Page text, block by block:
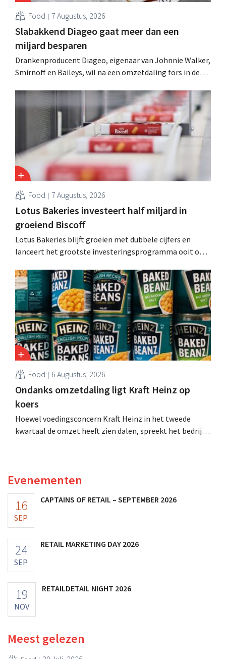
Food 7 Augustus, 2026
Slabakkend Diageo gaat meer dan een
miljard besparen
Drankenproducent Diageo, eigenaar van Johnnie Walker,
Smirnoff en Baileys, wil na een omzetdaling fors in de
andere Guiness en voorgemixte cocktails.
Food 7 Augustus, 2026
Lotus Bakeries investeert half miljard in
groeiend Biscoff
Lotus Bakeries blijft groeien met dubbele cijfers en
lanceert het grootste investeringsprogramma ooit om
moeten dit momentum grijpen”.
Food 6 Augustus, 2026
Ondanks omzetdaling ligt Kraft Heinz op
koers
Hoewel voedingsconcern Kraft Heinz in het tweede
kwartaal de omzet heeft zien dalen, spreekt het bedrijf
Evenementen
16
SEP
CAPTAINS OF RETAIL – SEPTEMBER 2026
24
SEP
RETAIL MARKETING DAY 2026
19
NOV
RETAILDETAIL NIGHT 2026
Meest gelezen